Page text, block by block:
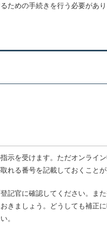
ための手続きを行う必要があ
示を受けます。ただオンライ
れる番号を記載しておくことが
記官に確認してください。ま
きましょう。どうしても補正に
。